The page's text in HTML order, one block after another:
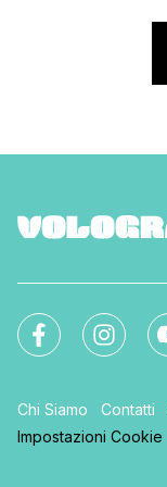
Chi Siamo Contatti
Impostazioni Cookie